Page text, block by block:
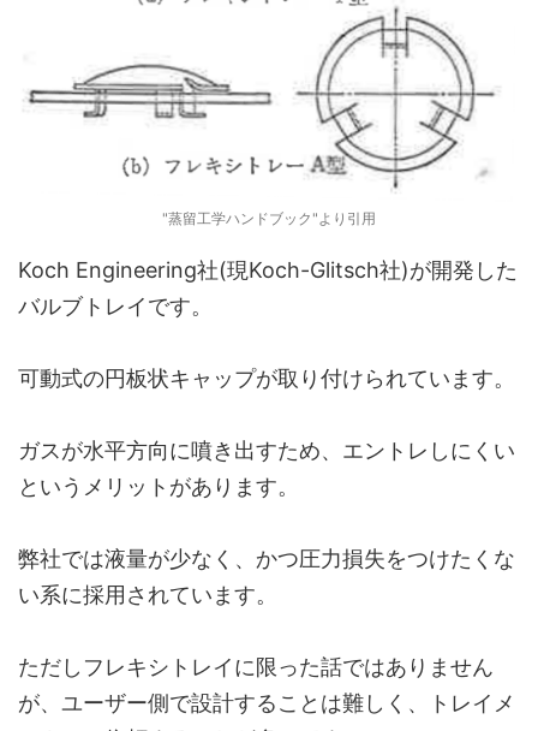
"蒸留工学ハンドブック"より引用
Koch Engineering社(現Koch-Glitsch社)が開発した
バルブトレイです。
可動式の円板状キャップが取り付けられています。
ガスが水平方向に噴き出すため、エントレしにくい
というメリットがあります。
弊社では液量が少なく、かつ圧力損失をつけたくな
い系に採用されています。
ただしフレキシトレイに限った話ではありません
が、ユーザー側で設計することは難しく、トレイメ